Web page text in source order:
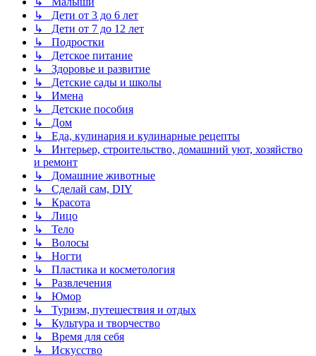
↳ Дети от 3 до 6 лет
↳ Дети от 7 до 12 лет
↳ Подростки
↳ Детское питание
↳ Здоровье и развитие
↳ Детские сады и школы
↳ Имена
↳ Детские пособия
↳ Дом
↳ Еда, кулинария и кулинарные рецепты
↳ Интерьер, строительство, домашний уют, хозяйство
и ремонт
↳ Домашние животные
↳ Сделай сам, DIY
↳ Красота
↳ Лицо
↳ Тело
↳ Волосы
↳ Ногти
↳ Пластика и косметология
↳ Развлечения
↳ Юмор
↳ Туризм, путешествия и отдых
↳ Культура и творчество
↳ Время для себя
↳ Искусство